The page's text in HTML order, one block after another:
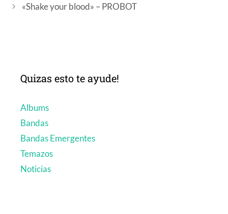
«Shake your blood» – PROBOT
Quizas esto te ayude!
Albums
Bandas
Bandas Emergentes
Temazos
Noticias